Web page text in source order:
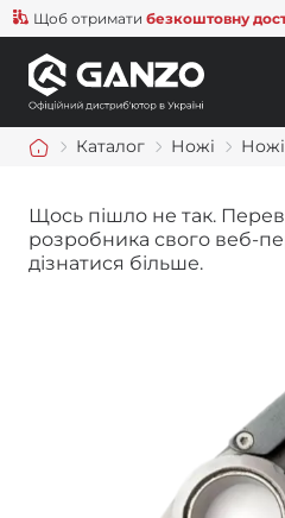
Щоб отриматибезкоштовну
Каталог Ножі
Щось пішло не так.
розробника свого веб-
дізнатися більше.